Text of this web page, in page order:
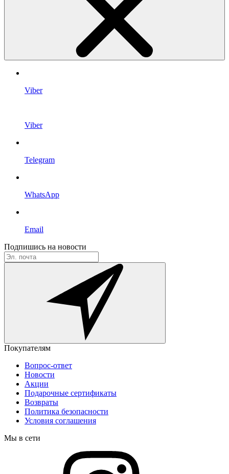
Viber
Viber
Telegram
WhatsApp
Email
Подпишись на новости
Покупателям
Вопрос-ответ
Новости
Акции
Подарочные сертификаты
Возвраты
Политика безопасности
Условия соглашения
Мы в сети